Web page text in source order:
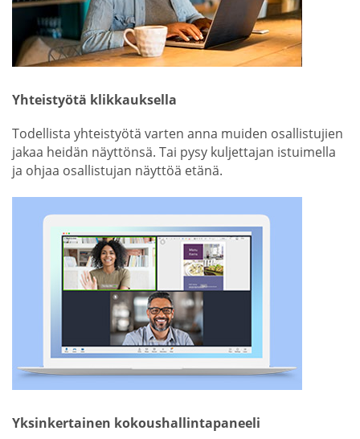
Yhteistyötä klikkauksella
Todellista yhteistyötä varten anna muiden osallistujien
jakaa heidän näyttönsä. Tai pysy kuljettajan istuimella
ja ohjaa osallistujan näyttöä etänä.
Yksinkertainen kokoushallintapaneeli